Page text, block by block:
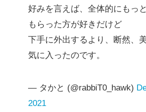
好みを言えば、全体的にもっ
もらった方が好きだけど
下手に外出するより、断然、
気に入ったのです。
— タかと (@rabbiT0_hawk)
2021